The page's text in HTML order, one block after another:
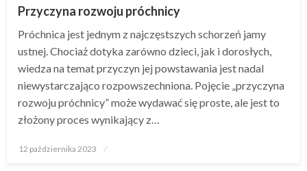
Przyczyna rozwoju próchnicy
Próchnica jest jednym z najczęstszych schorzeń jamy
ustnej. Chociaż dotyka zarówno dzieci, jak i dorosłych,
wiedza na temat przyczyn jej powstawania jest nadal
niewystarczająco rozpowszechniona. Pojęcie „przyczyna
rozwoju próchnicy” może wydawać się proste, ale jest to
złożony proces wynikający z…
Opublikowane
12 października 2023